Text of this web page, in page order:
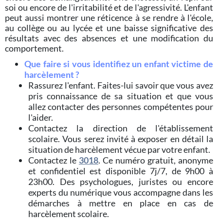
soi ou encore de l'irritabilité et de l'agressivité. L'enfant
peut aussi montrer une réticence à se rendre à l'école,
au collège ou au lycée et une baisse significative des
résultats avec des absences et une modification du
comportement.
Que faire si vous identifiez un enfant victime de
harcèlement ?
Rassurez l'enfant. Faites-lui savoir que vous avez
pris connaissance de sa situation et que vous
allez contacter des personnes compétentes pour
l'aider.
Contactez la direction de l'établissement
scolaire. Vous serez invité à exposer en détail la
situation de harcèlement vécue par votre enfant.
Contactez le 3018. Ce numéro gratuit, anonyme
et confidentiel est disponible 7j/7, de 9h00 à
23h00. Des psychologues, juristes ou encore
experts du numérique vous accompagne dans les
démarches à mettre en place en cas de
harcèlement scolaire.